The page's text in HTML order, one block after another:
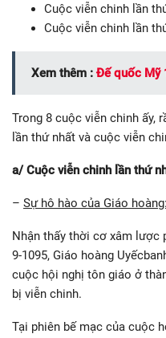
Cuộc viễn chinh lần
Cuộc viễn chinh lần
Xem thêm : Đế quốc Mỹ
Trong 8 cuộc viễn chinh ấy,
lần thứ nhất và cuộc viễn
a/ Cuộc viễn chinh lần thứ
– Sự hô hào của Giáo hoàng:
Nhận thấy thời cơ xâm lược
9-1095, Giáo hoàng
cuộc hội nghị tôn giáo ở
bị viễn chinh.
Tại phiên bế mạc của cuộc